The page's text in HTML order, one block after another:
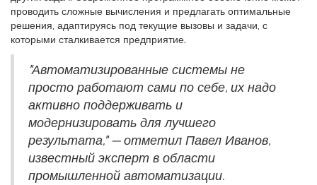
проводить сложные вычисления и предлагать оптимальные
решения, адаптируясь под текущие вызовы и задачи, с
которыми сталкивается предприятие.
"Автоматизированные системы не
просто работают сами по себе, их надо
активно поддерживать и
модернизировать для лучшего
результата," — отметил Павел Иванов,
известный эксперт в области
промышленной автоматизации.